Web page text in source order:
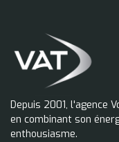
Depuis 2001, l'agence
en combinant son
enthousiasme.